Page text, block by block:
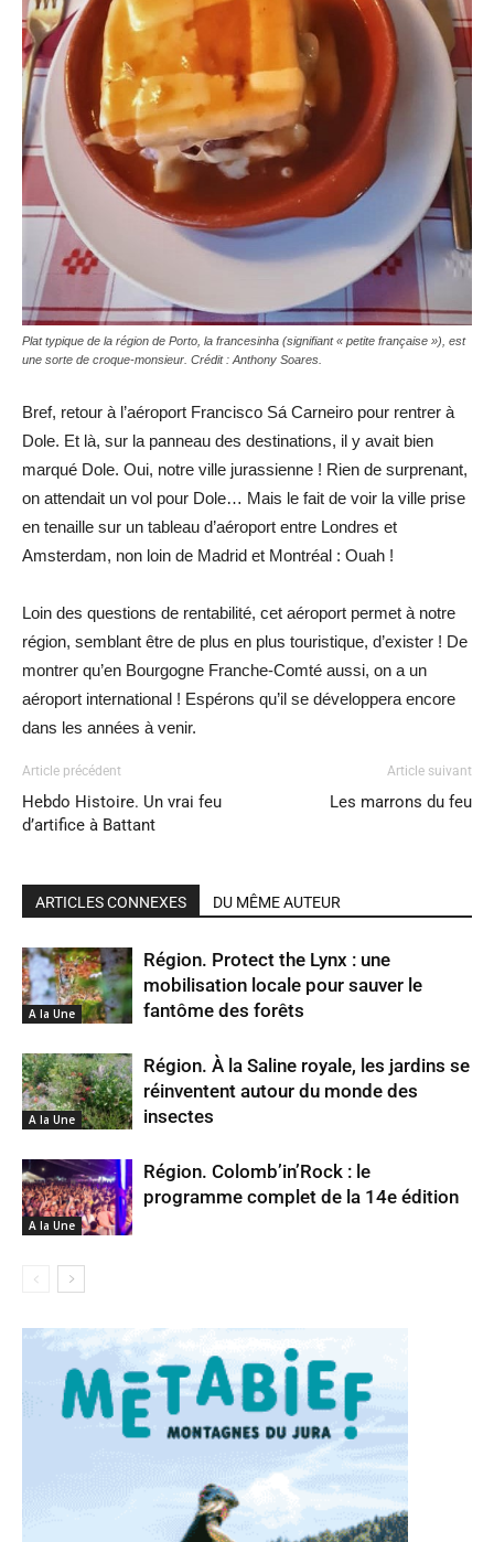
Plat typique de la région de Porto, la francesinha (signifiant « petite française »), est
une sorte de croque-monsieur. Crédit : Anthony Soares.
Bref, retour à l’aéroport Francisco Sá Carneiro pour rentrer à
Dole. Et là, sur la panneau des destinations, il y avait bien
marqué Dole. Oui, notre ville jurassienne ! Rien de surprenant,
on attendait un vol pour Dole… Mais le fait de voir la ville prise
en tenaille sur un tableau d’aéroport entre Londres et
Amsterdam, non loin de Madrid et Montréal : Ouah !
Loin des questions de rentabilité, cet aéroport permet à notre
région, semblant être de plus en plus touristique, d’exister ! De
montrer qu’en Bourgogne Franche-Comté aussi, on a un
aéroport international ! Espérons qu’il se développera encore
dans les années à venir.
Article précédent
Hebdo Histoire. Un vrai feu
d’artifice à Battant
Article suivant
Les marrons du feu
ARTICLES CONNEXES DU MÊME AUTEUR
A la Une
Région. Protect the Lynx : une
mobilisation locale pour sauver le
fantôme des forêts
A la Une
Région. À la Saline royale, les jardins se
réinventent autour du monde des
insectes
A la Une
Région. Colomb’in’Rock : le
programme complet de la 14e édition